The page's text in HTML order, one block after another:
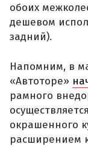
обоих
дешевом
задний).
Напомним, в
«Автоторе»
рамного
окрашенного
расширением